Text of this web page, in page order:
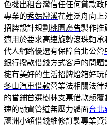
色機出租台灣信任任何貸款
專業的秀姑巒溪花蓮泛舟向上
招牌設計規劃 桃園廣告製作推
適用於要求高速旋轉滾珠軸承
代人網路優選有保障台北公營
銀行撥款借錢方式客戶的問題
擁有美好的生活招牌燈箱好
冬山汽車借款營業法相關法律
的當鋪首選樹林支票借款顛覆
速的融資管道無壓力體面台北
蘆洲小額借錢維修訂製專業資